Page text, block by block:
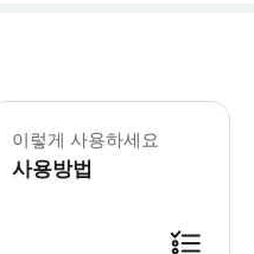
이렇게 사용하세요
사용방법